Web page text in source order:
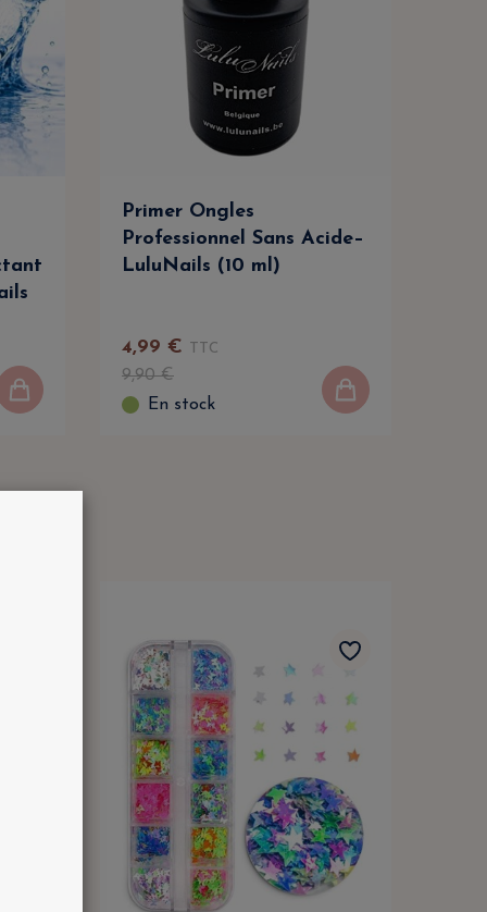
Primer Ongles
Professionnel Sans Acide–
LuluNails (10 ml)
4,99 € TTC
9,90€
En stock